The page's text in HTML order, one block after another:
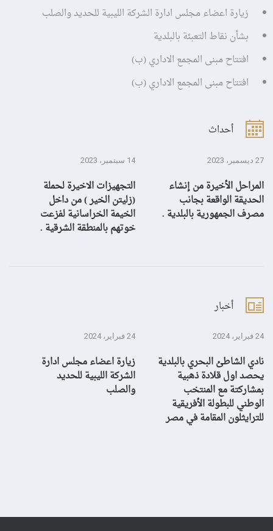
زيارة اعضاء مجلس ادارة الشركة الليبية للحديد والصلب
بشأن نقاط التعبئة بالبلدية
افتتاح مبنى المجمع الاداري (ب)
افتتاح مبنى المجمع الاداري (ب)
أحداث
27 ديسمبر، 2023
المراحل الأخيرة من إنشاء
الحديقة الواقعة بجانب
مصرف الجمهورية بالبلدية .
14 سبتمبر، 2023
التجهيزات الاخيرة لحملة
(زليتن الخير ) من داخل
الخيمة الخراسانية لفزعت
خوتهم بالمنطقة الشرقية .
أخبار
24 فبراير، 2024
نادي الشاطئ البحري بالبلدية
يحصد اول قلادة ذهبية
بمشاركتة مع المنتخب
الوطني للبطولة الأفريقية
للترايثلون المقامة في مصر
24 فبراير، 2024
زيارة اعضاء مجلس ادارة
الشركة الليبية للحديد
والصلب